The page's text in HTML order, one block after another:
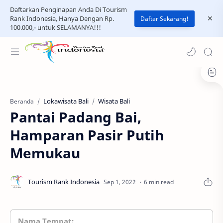
Daftarkan Penginapan Anda Di Tourism
Rank Indonesia, Hanya Dengan Rp.
100.000,- untuk SELAMANYA!!!
Daftar Sekarang!
Beranda Lokawisata Bali Wisata Bali
Pantai Padang Bai,
Hamparan Pasir Putih
Memukau
6 min read
Nama Tempat: